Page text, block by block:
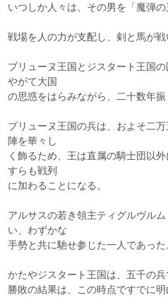
いつしか人々は、その男を「魔弾
戦場を人の力が支配し、剣と馬が
ブリューヌ王国とジスタート王国
やがて大国
の思惑をはらみながら、二十数年振
ブリューヌ王国の兵は、およそ二
陣を華々し
く飾るため、王は直属の騎士団以
すらも戦列
に加わることになる。
アルサスの若き領主ティグルヴル
い、わずかな
手勢と共に馳せ参じた一人であった
かたやジスタート王国は、五千の兵
勝敗の結果は、この時点ですでに明